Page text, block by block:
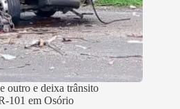
outro e deixa trânsito
101 em Osório